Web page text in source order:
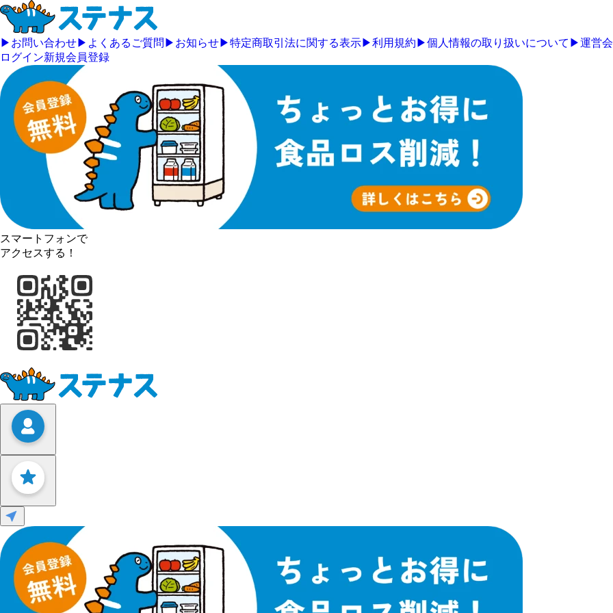
▶ お問い合わせ▶ よくあるご質問 ▶ お知らせ▶特定商取引法に関する表示▶利用規約 ▶個人情報の取り扱いについて ▶運営
ログイン新規会員登録
スマートフォンで
アクセスする！